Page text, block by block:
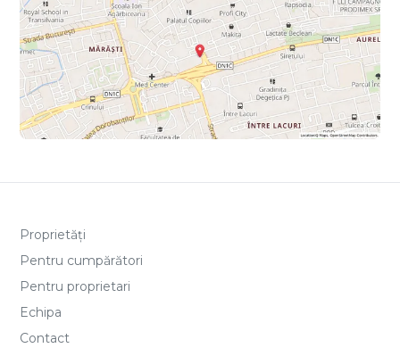
Proprietăți
Pentru cumpărători
Pentru proprietari
Echipa
Contact